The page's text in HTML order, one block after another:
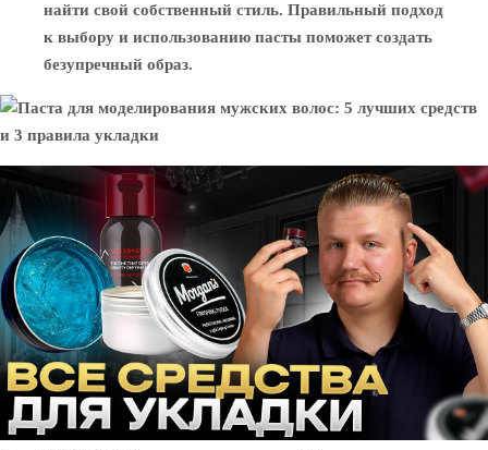
найти свой собственный стиль. Правильный подход
к выбору и использованию пасты поможет создать
безупречный образ.